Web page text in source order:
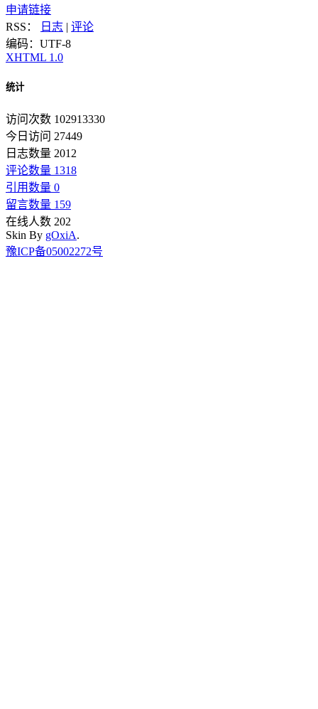
申请链接
RSS：
日志 | 评论
编码：UTF-8
XHTML 1.0
统计
访问次数 102913330
今日访问 27449
日志数量 2012
评论数量 1318
引用数量 0
留言数量 159
在线人数 202
Skin By gOxiA.
豫ICP备05002272号